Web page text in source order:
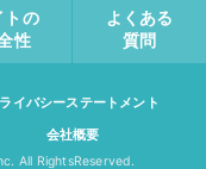
トの
性
よくある
質問
イバシーステートメント
会社概要
All RightsReserved.